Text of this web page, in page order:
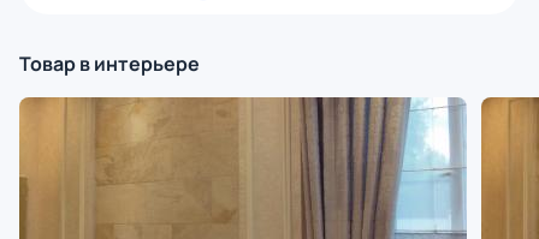
Товар в интерьере